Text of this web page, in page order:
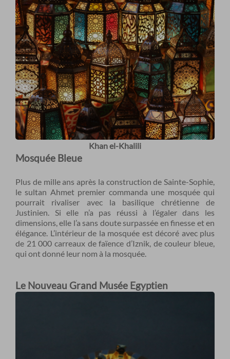
Khan el-Khalili
Mosquée Bleue
Plus de mille ans après la construction de Sainte-Sophie,
le sultan Ahmet premier commanda une mosquée qui
pourrait rivaliser avec la basilique chrétienne de
Justinien. Si elle n’a pas réussi à l’égaler dans les
dimensions, elle l’a sans doute surpassée en finesse et en
élégance. L’intérieur de la mosquée est décoré avec plus
de 21 000 carreaux de faïence d’Iznik, de couleur bleue,
qui ont donné leur nom à la mosquée.
Le Nouveau Grand Musée Egyptien